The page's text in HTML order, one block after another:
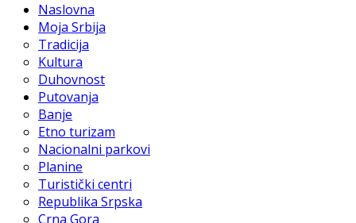
Naslovna
Moja Srbija
Tradicija
Kultura
Duhovnost
Putovanja
Banje
Etno turizam
Nacionalni parkovi
Planine
Turistički centri
Republika Srpska
Crna Gora